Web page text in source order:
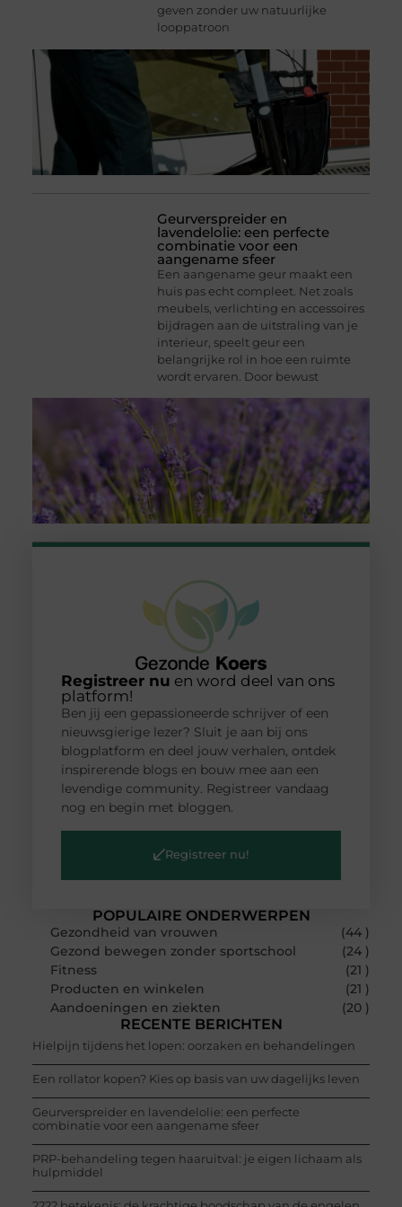
geven zonder uw natuurlijke
looppatroon
Geurverspreider en
lavendelolie: een perfecte
combinatie voor een
aangename sfeer
Een aangename geur maakt een
huis pas echt compleet. Net zoals
meubels, verlichting en accessoires
bijdragen aan de uitstraling van je
interieur, speelt geur een
belangrijke rol in hoe een ruimte
wordt ervaren. Door bewust
POPULAIRE ONDERWERPEN
Gezondheid van vrouwen
(44 )
Gezond bewegen zonder sportschool
(24 )
Fitness
(21 )
Producten en winkelen
(21 )
Aandoeningen en ziekten
(20 )
RECENTE BERICHTEN
Hielpijn tijdens het lopen: oorzaken en behandelingen
Een rollator kopen? Kies op basis van uw dagelijks leven
Geurverspreider en lavendelolie: een perfecte
combinatie voor een aangename sfeer
PRP-behandeling tegen haaruitval: je eigen lichaam als
hulpmiddel
Registreer nu en word deel van ons
platform!
Ben jij een gepassioneerde schrijver of een
nieuwsgierige lezer? Sluit je aan bij ons
blogplatform en deel jouw verhalen, ontdek
inspirerende blogs en bouw mee aan een
levendige community. Registreer vandaag
nog en begin met bloggen.
Registreer nu!